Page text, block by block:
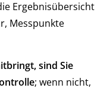
Ergebnisübersicht
Messpunkte
sind Sie
; wenn nicht,